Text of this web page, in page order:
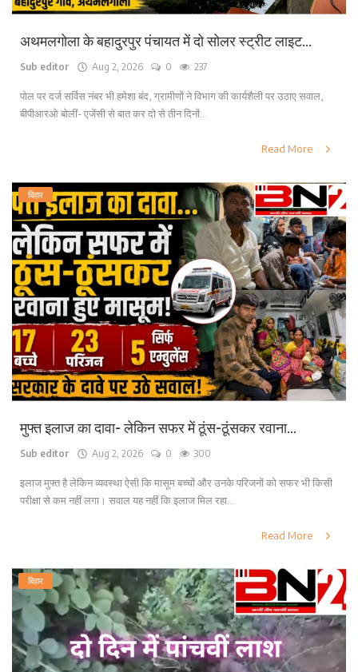
अथमलगोला के बहादुरपुर पंचायत में दो सोलर स्ट्रीट लाइट...
Sub editor Aug 2, 2026 0 237
पोल पर दर्ज सर्विस नंबर भी हमेशा बंद, ग्रामीणों ने विभाग की कार्यशैली पर उठाए सवाल,
बीपीआरओ बोलीं- एजेंसी से बात कर दो से तीन दिनों...
Read More
बिहार
मुफ्त इलाज का दावा- लेकिन सफर में ठूंस-ठूंसकर रवाना...
Sub editor Aug 2, 2026 0 300
इलाज मुफ्त है लेकिन व्यवस्था ऐसी कि मासूम बच्चों और उनके परिजनों को सफर भी किसी
परीक्षा से कम नहीं लगा। सवाल यह नहीं कि इलाज मिल रहा...
Read More
बिहार